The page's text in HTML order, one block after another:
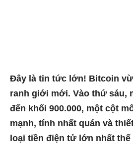
Đây là tin tức lớn! Bitcoin
ranh giới mới. Vào thứ sáu,
đến khối 900.000, một cột
mạnh, tính nhất quán và
loại tiền điện tử lớn nhất